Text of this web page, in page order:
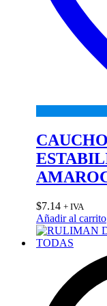
$7.14 + IVA
Añadir al carrito